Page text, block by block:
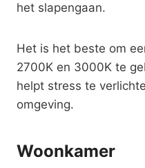
het slapengaan.
Het is het beste om
2700K en 3000K te
helpt stress te
omgeving.
Woonkamer